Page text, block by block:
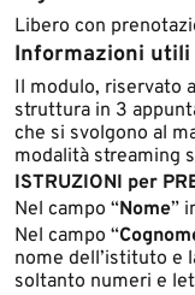
Libero con
Informazioni utili
​Il modulo, riservato
struttura in 3
che si svolgono al
modalità streaming
ISTRUZIONI per
Nel campo “Nome”
Nel campo “
nome dell’istituto e
soltanto numeri e